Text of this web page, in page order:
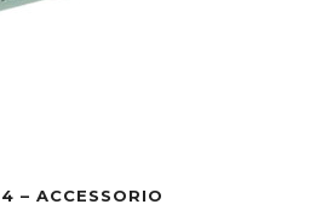
– ACCESSORIO